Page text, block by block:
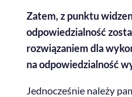
Zatem, z punktu
odpowiedzialność
rozwiązaniem dla
na odpowiedzialność
Jednocześnie należy